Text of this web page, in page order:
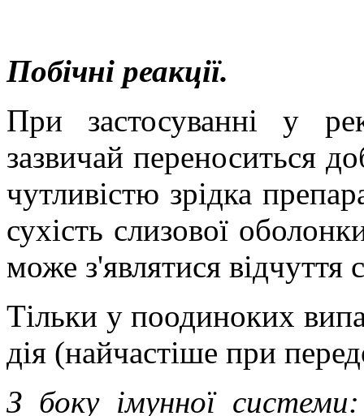
Побічні реакції.
При застосуванніу
зазвичай переноситься
чутливістю зрідка
сухість слизової
може з'являтися відчуття
Тільки у поодиноких
дія (найчастіше при
З боку імунної